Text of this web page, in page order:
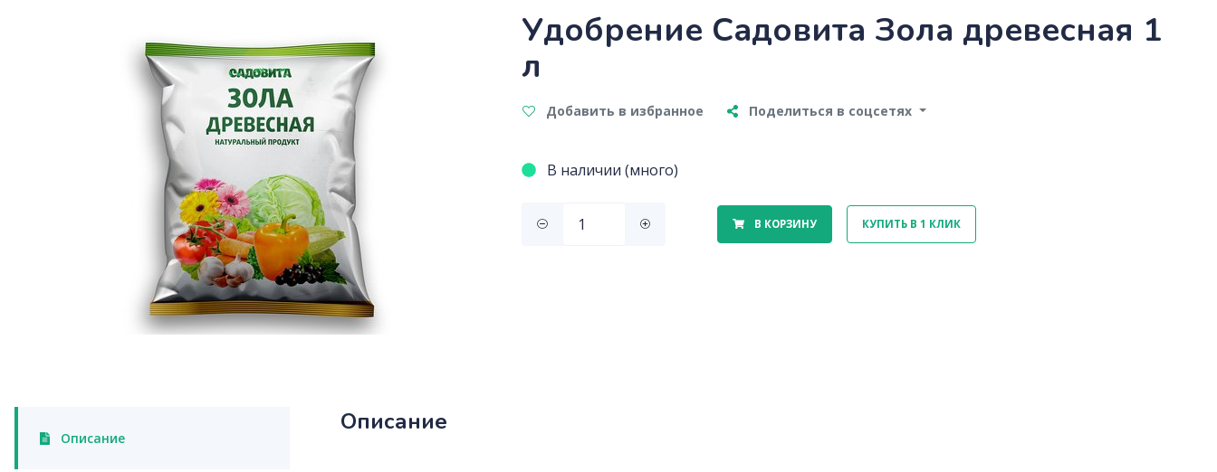
Удобрение Садовита Зола древесная 1
л
Добавить в избранное Поделиться в соцсетях
В наличии (много)
В КОРЗИНУ КУПИТЬ В 1 КЛИК
Описание
Описание